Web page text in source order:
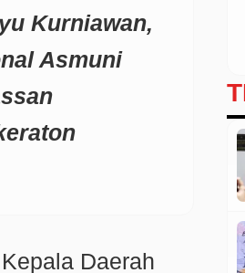
Kurniawan,
Asmuni
Daerah